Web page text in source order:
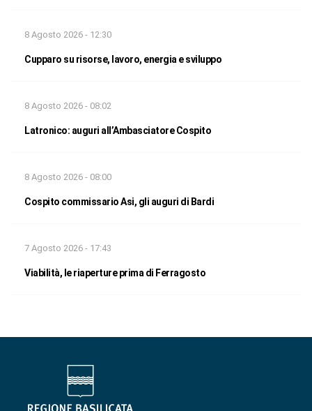
8 Agosto 2026 - 12:30
Cupparo su risorse, lavoro, energia e sviluppo
8 Agosto 2026 - 08:02
Latronico: auguri all’Ambasciatore Cospito
8 Agosto 2026 - 08:00
Cospito commissario Asi, gli auguri di Bardi
7 Agosto 2026 - 17:43
Viabilità, le riaperture prima di Ferragosto